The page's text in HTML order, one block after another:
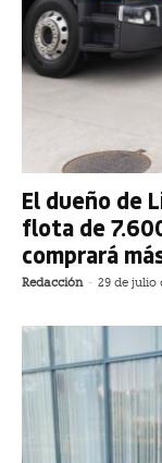
El dueño de
flota de
comprará
Redacción - 29 de julio